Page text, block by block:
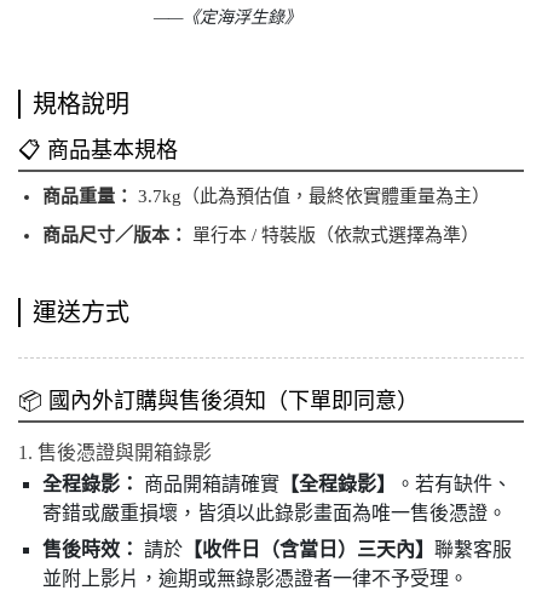
——《定海浮生錄》
規格說明
📋 商品基本規格
商品重量： 3.7kg（此為預估值，最終依實體重量為主）
商品尺寸／版本：
單行本 / 特裝版（依款式選擇為準）
運送方式
📦 國內外訂購與售後須知（下單即同意）
1. 售後憑證與開箱錄影
全程錄影：
商品開箱請確實 【全程錄影】
。若有缺件、
寄錯或嚴重損壞，皆須以此錄影畫面為唯一售後憑證。
售後時效： 請於 【收件日（含當日）三天內】 聯繫客服
並附上影片，逾期或無錄影憑證者一律不予受理。